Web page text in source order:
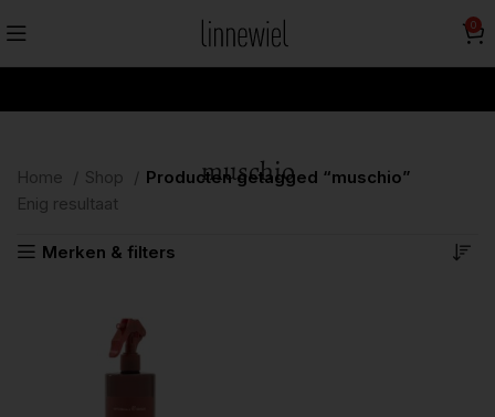
0
muschio
Home Shop
Producten getagged “muschio”
Enig resultaat
Merken & filters